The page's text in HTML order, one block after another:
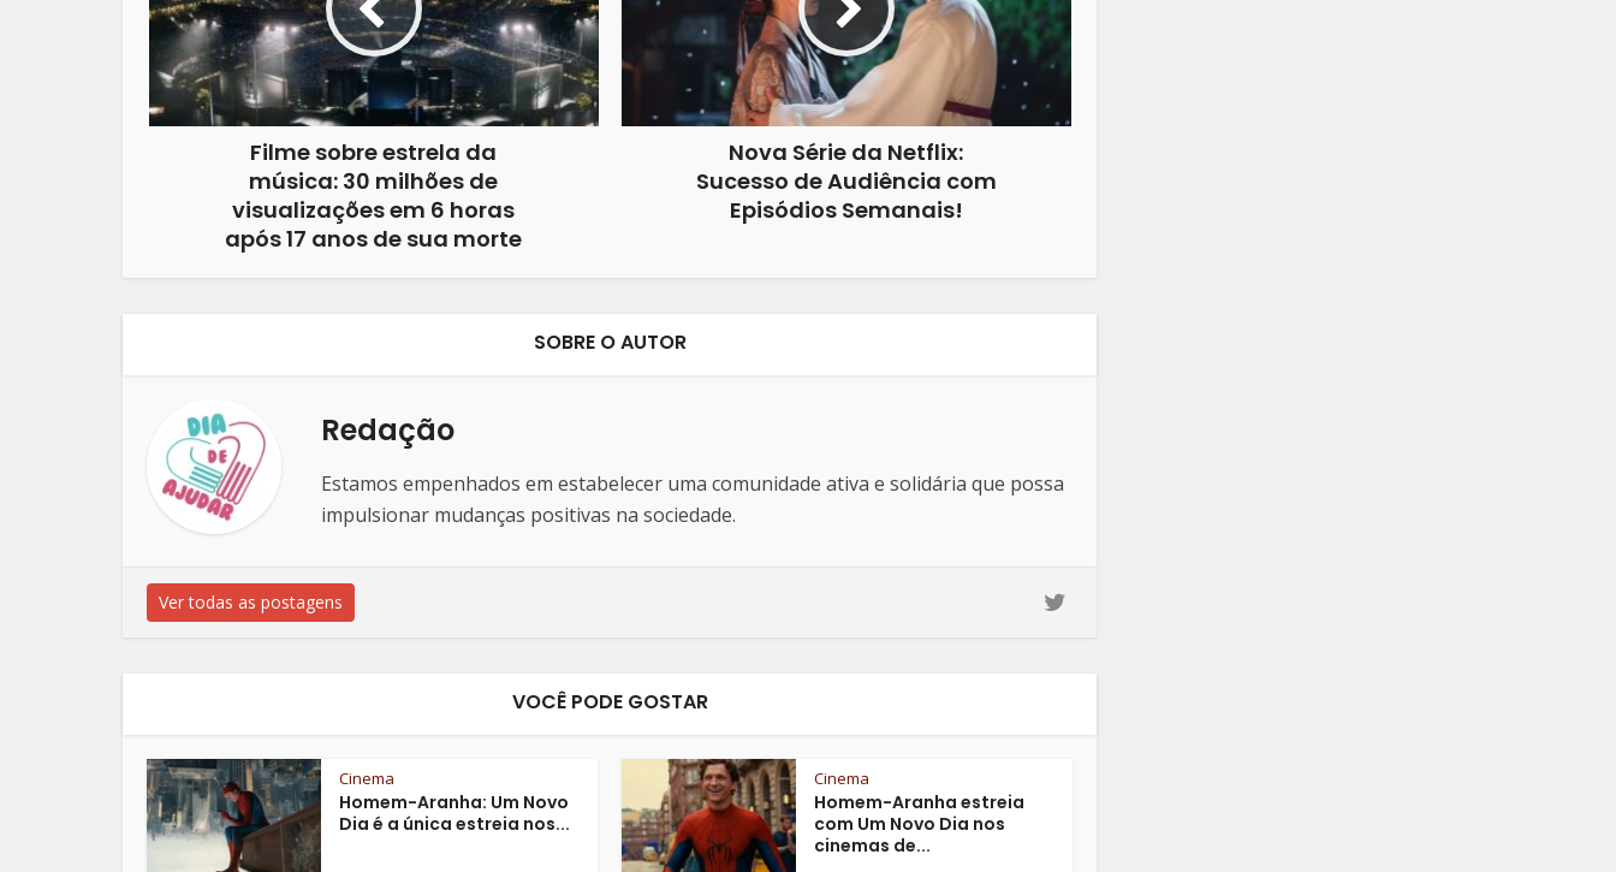
Filme sobre estrela da
música: 30 milhões de
visualizações em 6 horas
após 17 anos de sua morte
Nova Série da Netflix:
Sucesso de Audiência com
Episódios Semanais!
SOBRE O AUTOR
Redação
Estamos empenhados em estabelecer uma comunidade ativa e solidária que possa
impulsionar mudanças positivas na sociedade.
Ver todas as postagens
VOCÊ PODE GOSTAR
Cinema
Homem-Aranha: Um Novo
Dia é a única estreia nos...
Cinema
Homem-Aranha estreia
com Um Novo Dia nos
cinemas de...